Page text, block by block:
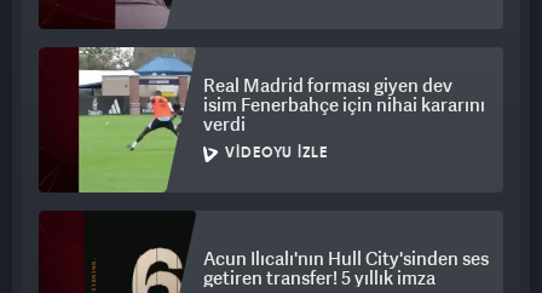
Real Madrid forması giyen dev
isim Fenerbahçe için nihai kararını
verdi
VIDEOYU İZLE
Acun Ilıcalı'nın Hull City'sinden ses
getiren transfer! 5 yıllık imza